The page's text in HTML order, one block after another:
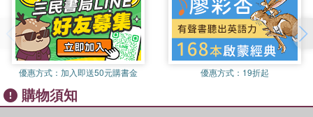
優惠方式： 加入即送50元購書金 優惠方式： 19折起
購物須知